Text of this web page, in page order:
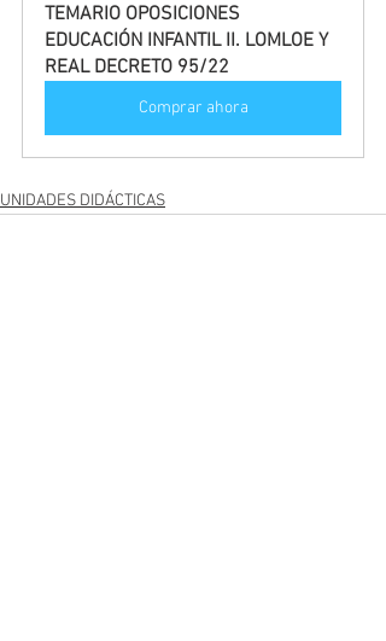
TEMARIO OPOSICIONES
EDUCACIÓN INFANTIL II. LOMLOE Y
REAL DECRETO 95/22
Comprar ahora
UNIDADES DIDÁCTICAS